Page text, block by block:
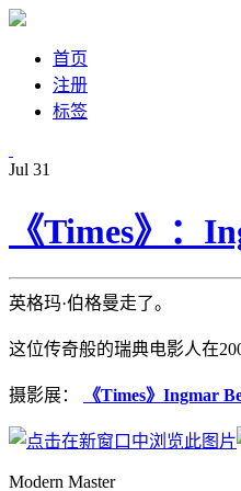
首页
注册
标签
Jul 31
《Times》：
英格玛·伯格曼走了。
这位传奇般的瑞典电影人在
摄影展： 《Times》Ingmar
Modern Master